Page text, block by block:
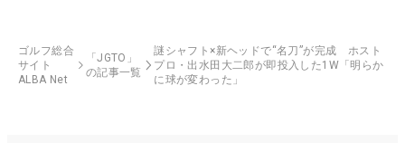
ゴルフ総合
サイト
ALBA Net
「JGTO」
の記事一覧
謎シャフト×新ヘッドで“名刀”が完成 ホスト
プロ・出水田大二郎が即投入した1W「明らか
に球が変わった」